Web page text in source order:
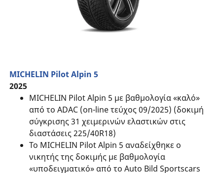
MICHELIN Pilot Alpin 5
2025
MICHELIN Pilot Alpin 5 με βαθμολογία «καλό»
από το ADAC (on-line τεύχος 09/2025) (δοκιμή
σύγκρισης 31 χειμερινών ελαστικών στις
διαστάσεις 225/40R18)
Το MICHELIN Pilot Alpin 5 αναδείχθηκε ο
νικητής της δοκιμής με βαθμολογία
«υποδειγματικό» από το Auto Bild Sportscars